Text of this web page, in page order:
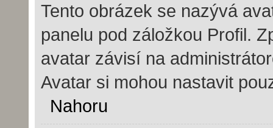
Tento obrázek se nazývá
panelu pod záložkou Profil.
avatar závisí na
Avatar si mohou nastavit
Nahoru